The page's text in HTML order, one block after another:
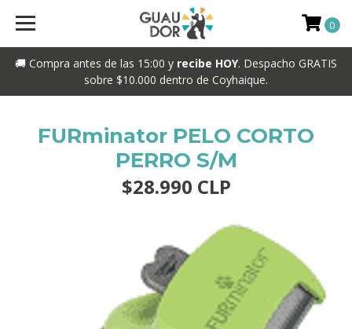
🚚 Compra antes de las 15:00 y recibe HOY. Despacho GRATIS
sobre $10.000 dentro de Coyhaique.
0
FURminator PELO CORTO
PERRO S/M
$28.990 CLP